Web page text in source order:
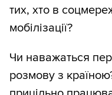
тих, хто в
мобілізації?
Чи наважаться
розмову з